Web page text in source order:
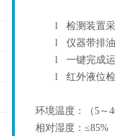
l
检测装置
l
仪器带排
l
一键完成
l
红外液位
环境温度：（5～
相对湿度：≤85%